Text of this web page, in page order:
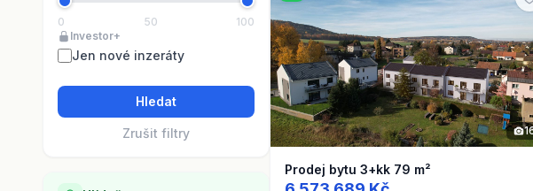
0 50
100
Investor+
Jen nové inzeráty
Hledat
Zrušit filtry
Prodej bytu 3+kk 79 m²